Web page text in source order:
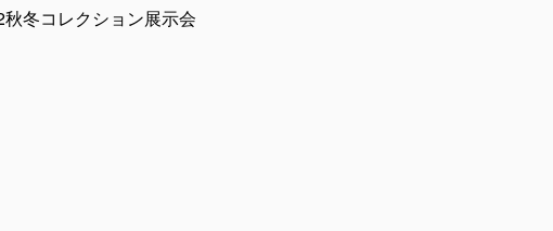
冬コレクション展示会